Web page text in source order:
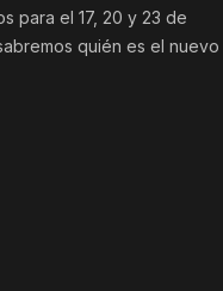
para el 17, 20 y 23 de
quién es el nuevo